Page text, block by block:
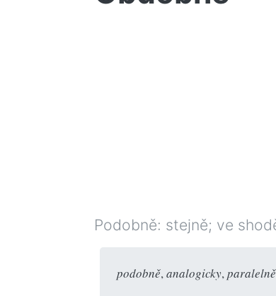
Podobně: stejně; ve
podobně, analogicky, paralelně